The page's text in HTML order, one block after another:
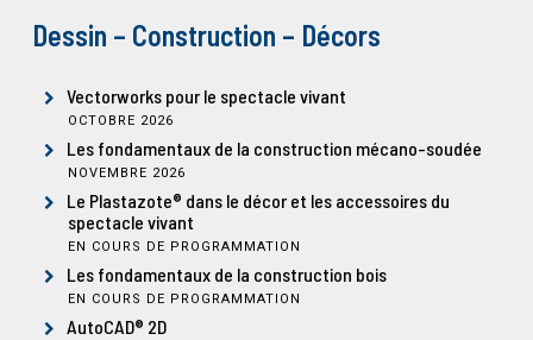
Dessin – Construction – Décors
Vectorworks pour le spectacle vivant
OCTOBRE 2026
Les fondamentaux de la construction mécano-soudée
NOVEMBRE 2026
Le Plastazote® dans le décor et les accessoires du
spectacle vivant
EN COURS DE PROGRAMMATION
Les fondamentaux de la construction bois
EN COURS DE PROGRAMMATION
AutoCAD® 2D